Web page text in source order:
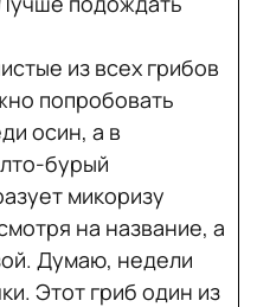
из всех грибов
попробовать
осин, а в
бурый
микоризу
на название, а
Думаю, недели
Этот гриб один из